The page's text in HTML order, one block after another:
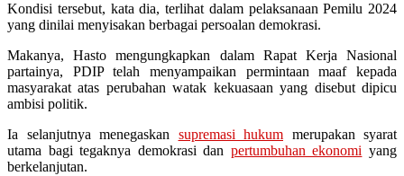
Kondisi tersebut, kata dia, terlihat dalam pelaksanaan Pemilu 2024
yang dinilai menyisakan berbagai persoalan demokrasi.
Makanya, Hasto mengungkapkan dalam Rapat Kerja Nasional
partainya, PDIP telah menyampaikan permintaan maaf kepada
masyarakat atas perubahan watak kekuasaan yang disebut dipicu
ambisi politik.
Ia selanjutnya menegaskan supremasi hukum merupakan syarat
utama bagi tegaknya demokrasi dan pertumbuhan ekonomi yang
berkelanjutan.